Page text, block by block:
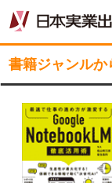
書籍ジャンルか